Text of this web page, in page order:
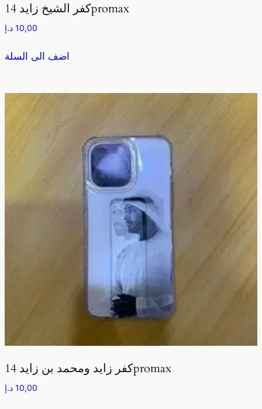
كفر الشيخ زايد 14promax
10,00 د.إ
اضف الى السلة
كفر زايد ومحمد بن زايد 14promax
10,00 د.إ